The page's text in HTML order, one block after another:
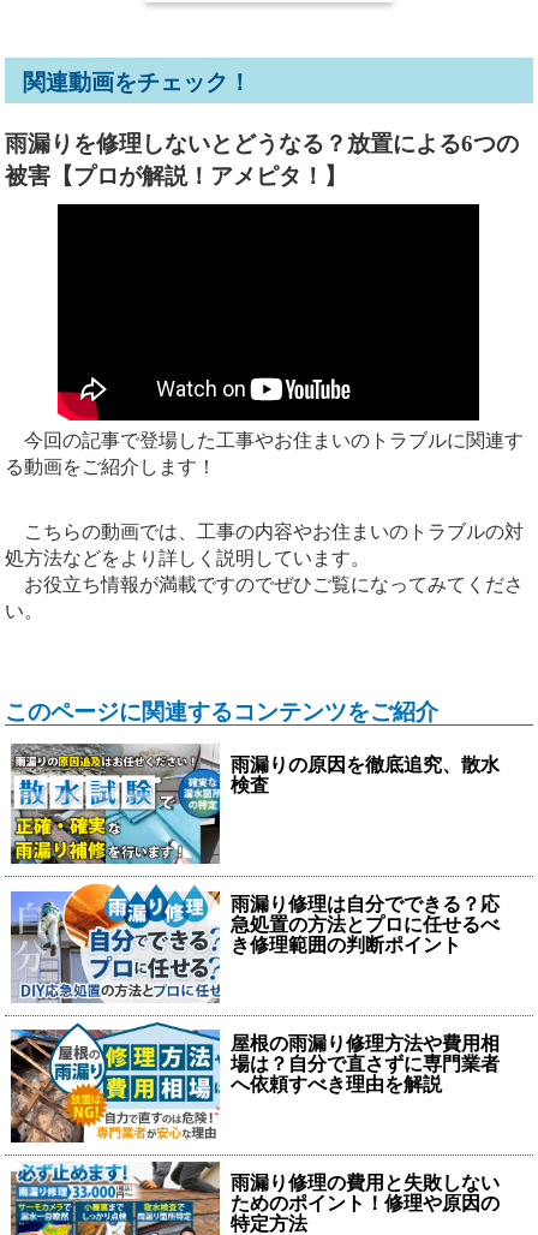
関連動画をチェック！
雨漏りを修理しないとどうなる？放置による6つの
被害【プロが解説！アメピタ！】
今回の記事で登場した工事やお住まいのトラブルに関連す
る動画をご紹介します！
こちらの動画では、工事の内容やお住まいのトラブルの対
処方法などをより詳しく説明しています。
お役立ち情報が満載ですのでぜひご覧になってみてくださ
い。
このページに関連するコンテンツをご紹介
雨漏りの原因を徹底追究、散水
検査
雨漏り修理は自分でできる？応
急処置の方法とプロに任せるべ
き修理範囲の判断ポイント
屋根の雨漏り修理方法や費用相
場は？自分で直さずに専門業者
へ依頼すべき理由を解説
雨漏り修理の費用と失敗しない
ためのポイント！修理や原因の
特定方法